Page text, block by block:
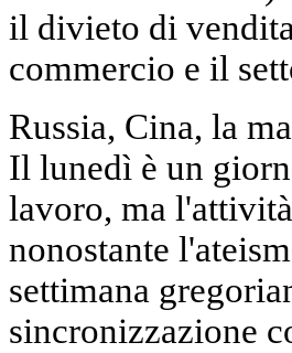
il divieto di
commercio e il
Russia, Cina, la
Il lunedì è un
lavoro, ma
nonostante
settimana
sincronizzazione